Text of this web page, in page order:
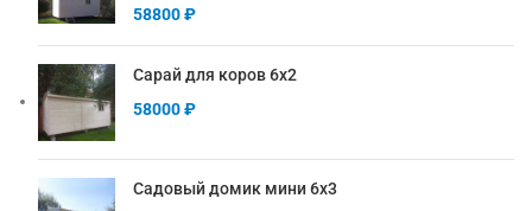
58800₽
Сарай для коров 6х2
58000₽
Садовый домик мини 6х3